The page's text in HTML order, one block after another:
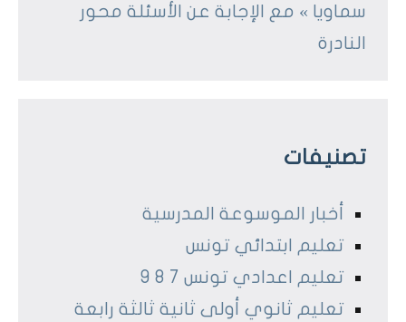
سماويا » مع الإجابة عن الأسئلة محور
النادرة
تصنيفات
أخبار الموسوعة المدرسية
تعليم ابتدائي تونس
تعليم اعدادي تونس 7 8 9
تعليم ثانوي أولى ثانية ثالثة رابعة